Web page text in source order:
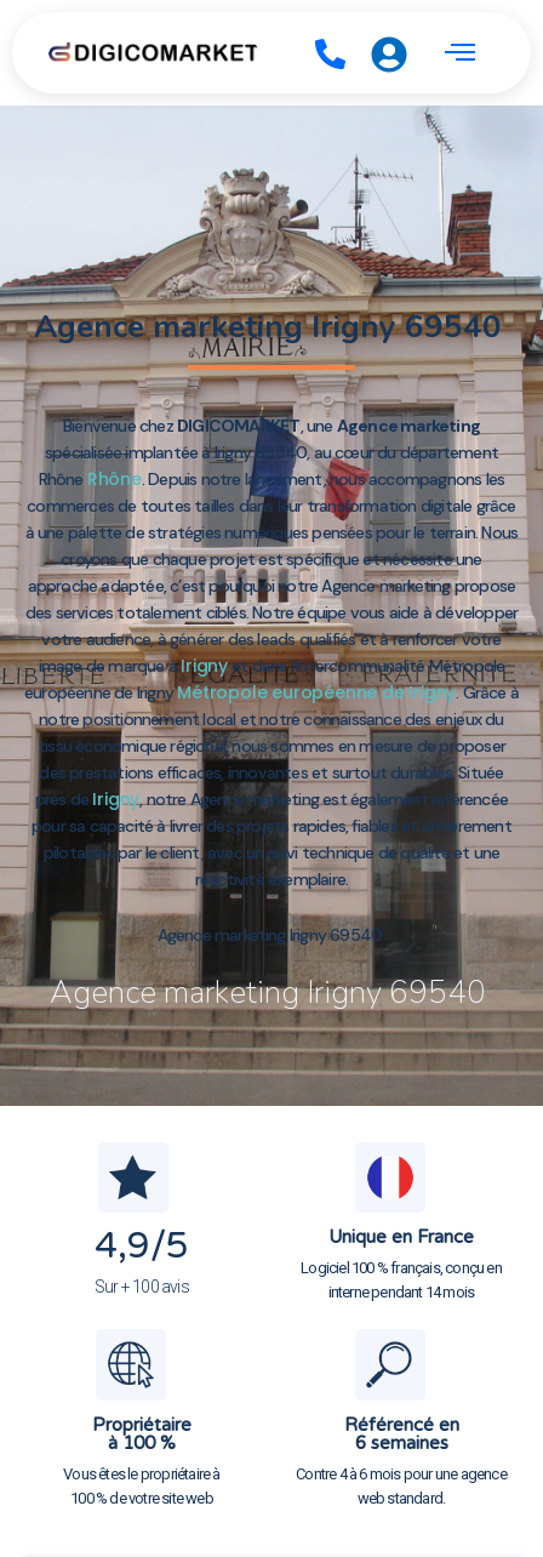
Agence marketing Irigny 69540
Bienvenue chez DIGICOMARKET, une Agence marketing
spécialisée implantée à Irigny 69540, au cœur du département
Rhône Rhône. Depuis notre lancement, nous accompagnons les
commerces de toutes tailles dans leur transformation digitale grâce
à une palette de stratégies numériques pensées pour le terrain. Nous
croyons que chaque projet est spécifique et nécessite une
approche adaptée, c’est pourquoi notre Agence marketing propose
des services totalement ciblés. Notre équipe vous aide à développer
votre audience, à générer des leads qualifiés et à renforcer votre
image de marque àIrignyet dans l’intercommunalité Métropole
européenne de IrignyMétropole européenne de Irigny. Grâce à
notre positionnement local et notre connaissance des enjeux du
tissu économique régional, nous sommes en mesure de proposer
des prestations efficaces, innovantes et surtout durables. Située
près de Irigny, notre Agence marketing est également référencée
pour sa capacité à livrer des projets rapides, fiables et entièrement
pilotables par le client, avec un suivi technique de qualité et une
réactivité exemplaire.
Agence marketing Irigny 69540
Agence marketing Irigny 69540
4,9/5
Sur + 100 avis
Unique en France
Logiciel 100 % français, conçu en
interne pendant 14 mois
Propriétaire
à 100 %
Vous êtes le propriétaire à
100 % de votre site web
Référencé en
6 semaines
Contre 4 à 6 mois pour une agence
web standard.